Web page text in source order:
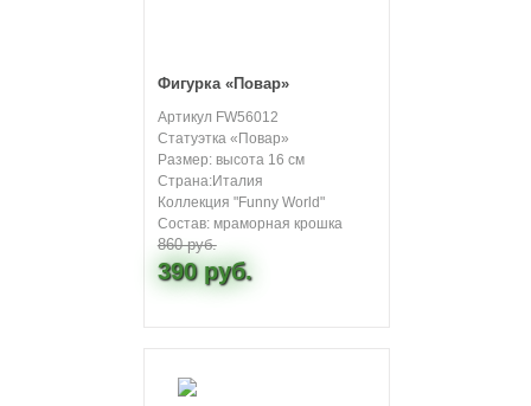
Фигурка «Повар»
Артикул FW56012
Статуэтка «Повар»
Размер: высота 16 см
Страна:Италия
Коллекция "Funny World"
Состав: мраморная крошка
860 руб.
390 руб.